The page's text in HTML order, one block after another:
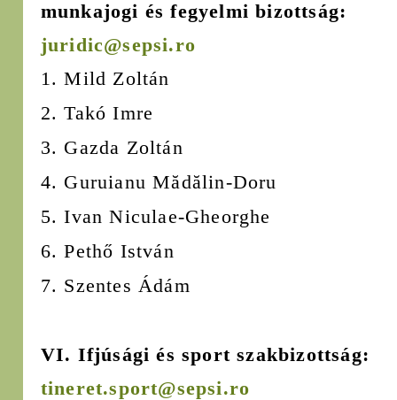
munkajogi és fegyelmi bizottság:
juridic@sepsi.ro
1. Mild Zoltán
2. Takó Imre
3. Gazda Zoltán
4. Guruianu Mădălin-Doru
5. Ivan Niculae-Gheorghe
6. Pethő István
7. Szentes Ádám
VI. Ifjúsági és sport szakbizottság:
tineret.sport@sepsi.ro